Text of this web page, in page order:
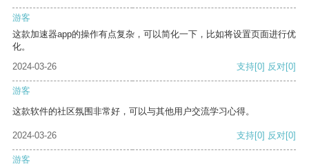
游客
这款加速器app的操作有点复杂，可以简化一下，比如将设置页面进行优
化。
2024-03-26
支持[0] 反对[0]
游客
这款软件的社区氛围非常好，可以与其他用户交流学习心得。
2024-03-26 支持[0] 反对[0]
游客